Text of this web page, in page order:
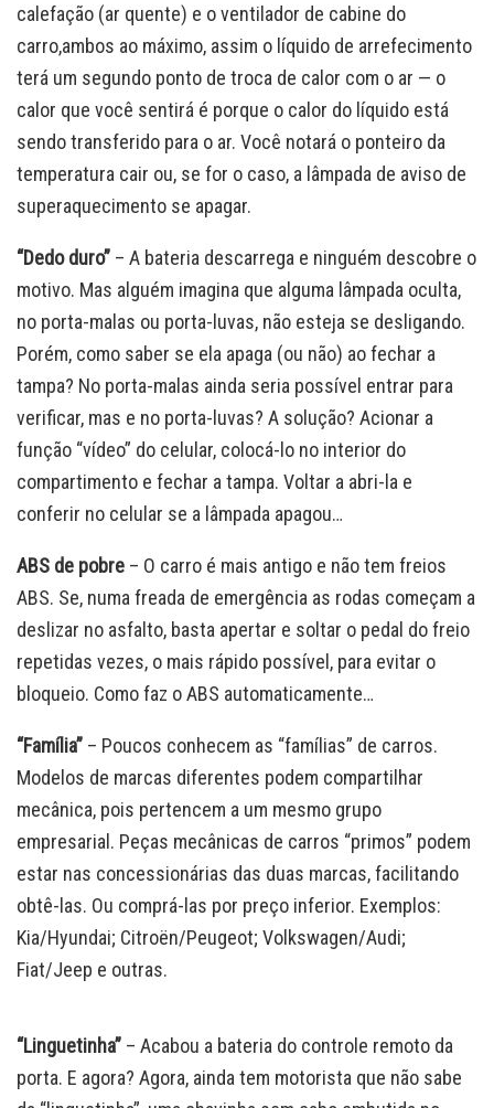
calefação (ar quente) e o ventilador de cabine do
carro,ambos ao máximo, assim o líquido de arrefecimento
terá um segundo ponto de troca de calor com o ar — o
calor que você sentirá é porque o calor do líquido está
sendo transferido para o ar. Você notará o ponteiro da
temperatura cair ou, se for o caso, a lâmpada de aviso de
superaquecimento se apagar.
“Dedo duro” – A bateria descarrega e ninguém descobre o
motivo. Mas alguém imagina que alguma lâmpada oculta,
no porta-malas ou porta-luvas, não esteja se desligando.
Porém, como saber se ela apaga (ou não) ao fechar a
tampa? No porta-malas ainda seria possível entrar para
verificar, mas e no porta-luvas? A solução? Acionar a
função “vídeo” do celular, colocá-lo no interior do
compartimento e fechar a tampa. Voltar a abri-la e
conferir no celular se a lâmpada apagou…
ABS de pobre – O carro é mais antigo e não tem freios
ABS. Se, numa freada de emergência as rodas começam a
deslizar no asfalto, basta apertar e soltar o pedal do freio
repetidas vezes, o mais rápido possível, para evitar o
bloqueio. Como faz o ABS automaticamente…
“Família” – Poucos conhecem as “famílias” de carros.
Modelos de marcas diferentes podem compartilhar
mecânica, pois pertencem a um mesmo grupo
empresarial. Peças mecânicas de carros “primos” podem
estar nas concessionárias das duas marcas, facilitando
obtê-las. Ou comprá-las por preço inferior. Exemplos:
Kia/Hyundai; Citroën/Peugeot; Volkswagen/Audi;
Fiat/Jeep e outras.
“Linguetinha” – Acabou a bateria do controle remoto da
porta. E agora? Agora, ainda tem motorista que não sabe